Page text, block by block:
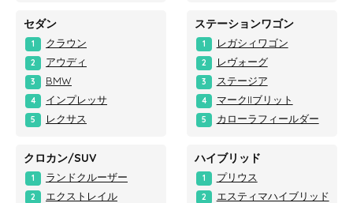
セダン
1 クラウン
2 アウディ
3 BMW
4 インプレッサ
5 レクサス
ステーションワゴン
1 レガシィワゴン
2 レヴォーグ
3 ステージア
4 マークIIブリット
5 カローラフィールダー
クロカン/SUV
1 ランドクルーザー
2 エクストレイル
ハイブリッド
1 プリウス
2 エスティマハイブリッド